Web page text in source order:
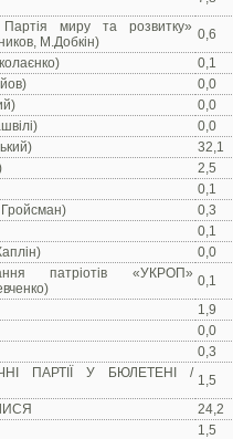
миру та розвитку»
М.Добкін)
0,6
0,1
0,0
0,0
0,0
32,1
2,5
0,1
Гройсман)
0,3
0,1
0,0
патріотів «УКРОП» 0,1
1,9
0,0
0,3
ПАРТІЇ У БЮЛЕТЕНІ / 1,5
24,2
1,5